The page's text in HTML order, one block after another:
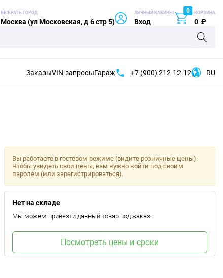
ВЫБРАТЬ ГОРОД
Москва (ул Московская, д 6 стр 5)
ЛИЧНЫЙ КАБИНЕТ
Вход
0 КОРЗИНА
0 ₽
ЗаказыVIN-запросыГараж +7 (900) 212-12-12 RU
Вы работаете в гостевом режиме (видите розничные цены).
Чтобы увидеть свои цены, вам нужно войти под своим
паролем (или зарегистрироваться).
Нет на складе
Мы можем привезти данный товар под заказ.
Посмотреть цены и сроки